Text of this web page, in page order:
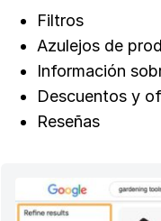
Filtros
Azulejos de
Información
Descuentos y
Reseñas